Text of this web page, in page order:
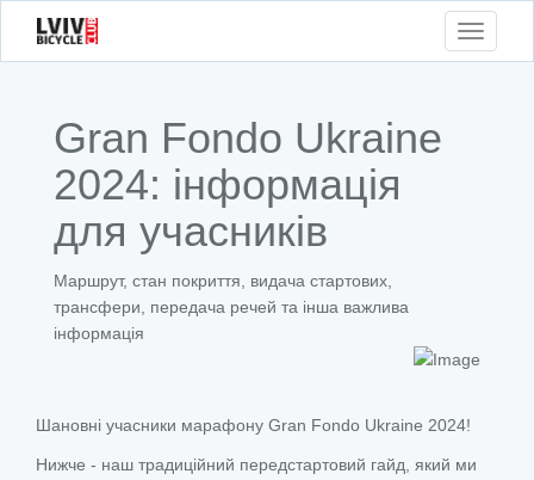
Toggle
Gran Fondo Ukraine
2024: інформація
для учасників
Маршрут, стан покриття, видача стартових,
трансфери, передача речей та інша важлива
інформація
Шановні учасники марафону Gran Fondo Ukraine 2024!
Нижче - наш традиційний передстартовий гайд, який ми